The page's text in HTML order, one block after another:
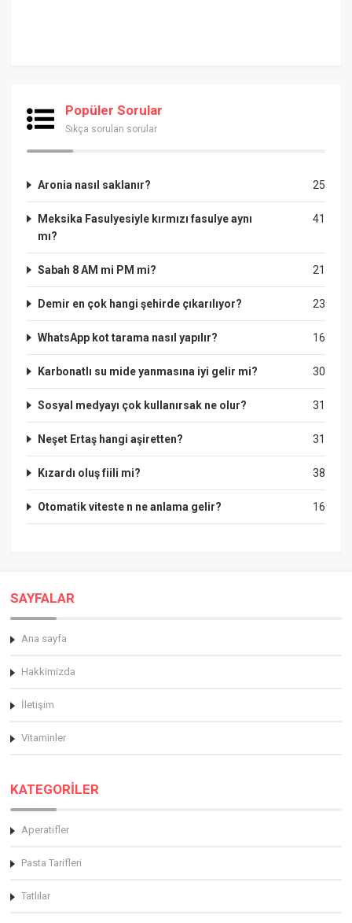
Popüler Sorular
Sıkça sorulan sorular
25
Aronia nasıl saklanır?
41
Meksika Fasulyesiyle kırmızı fasulye aynı
mı?
21
Sabah 8 AM mi PM mi?
23
Demir en çok hangi şehirde çıkarılıyor?
16
WhatsApp kot tarama nasıl yapılır?
30
Karbonatlı su mide yanmasına iyi gelir mi?
31
Sosyal medyayı çok kullanırsak ne olur?
31
Neşet Ertaş hangi aşiretten?
38
Kızardı oluş fiili mi?
16
Otomatik viteste n ne anlama gelir?
SAYFALAR
Ana sayfa
Hakkimizda
İletişim
Vitaminler
KATEGORİLER
Aperatifler
Pasta Tarifleri
Tatlılar